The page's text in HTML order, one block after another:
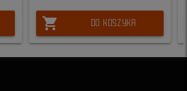
shopping_cart DO KOSZYKA